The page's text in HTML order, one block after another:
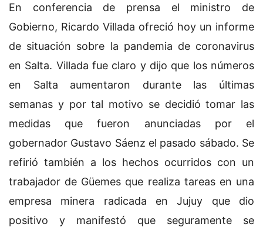
En conferencia de prensa el ministro de
Gobierno, Ricardo Villada ofreció hoy un informe
de situación sobre la pandemia de coronavirus
en Salta. Villada fue claro y dijo que los números
en Salta aumentaron durante las últimas
semanas y por tal motivo se decidió tomar las
medidas que fueron anunciadas por el
gobernador Gustavo Sáenz el pasado sábado. Se
refirió también a los hechos ocurridos con un
trabajador de Güemes que realiza tareas en una
empresa minera radicada en Jujuy que dio
positivo y manifestó que seguramente se